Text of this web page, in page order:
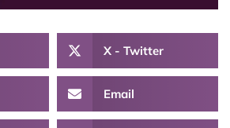
X - Twitter
Email